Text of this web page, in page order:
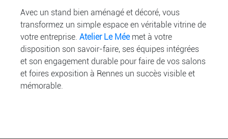
Avec un stand bien aménagé et décoré, vous
transformez un simple espace en véritable vitrine de
votre entreprise.Atelier Le Méemet à votre
disposition son savoir-faire, ses équipes intégrées
et son engagement durable pour faire de vos salons
et foires exposition à Rennes un succès visible et
mémorable.